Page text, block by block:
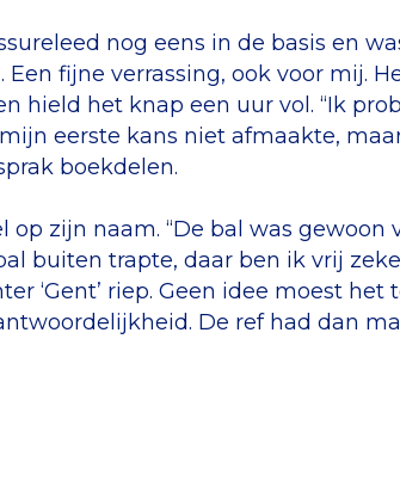
nog eens in de basis en
fijne verrassing, ook voor mij.
hield het knap een uur vol. “Ik
eerste kans niet afmaakte,
boekdelen.
zijn naam. “De bal was gewoon
buiten trapte, daar ben ik vrij
‘Gent’ riep. Geen idee moest het
De ref had dan